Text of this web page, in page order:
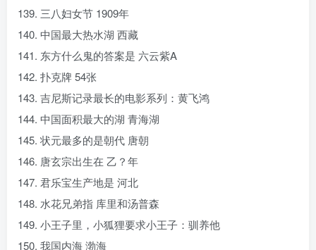
139. 三八妇女节 1909年
140. 中国最大热水湖 西藏
141. 东方什么鬼的答案是 六云紫A
142. 扑克牌 54张
143. 吉尼斯记录最长的电影系列：黄飞鸿
144. 中国面积最大的湖 青海湖
145. 状元最多的是朝代 唐朝
146. 唐玄宗出生在 乙？年
147. 君乐宝生产地是 河北
148. 水花兄弟指 库里和汤普森
149. 小王子里，小狐狸要求小王子：驯养他
150. 我国内海 渤海